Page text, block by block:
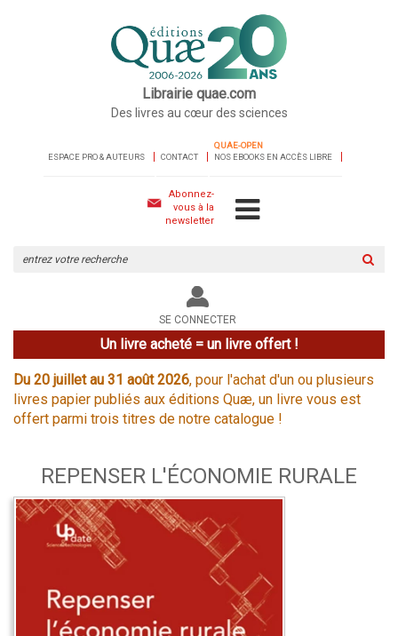
Librairie quae.com
Des livres au cœur des sciences
ESPACE PRO & AUTEURS CONTACT
QUAE-OPEN
NOS EBOOKS EN ACCÈS LIBRE
Abonnez-
vous à la
newsletter
le
site
SE CONNECTER
Un livre acheté = un livre offert !
Du 20 juillet au 31 août 2026, pour l'achat d'un ou plusieurs
livres papier publiés aux éditions Quæ, un livre vous est
offert parmi trois titres de notre catalogue !
REPENSER L'ÉCONOMIE RURALE